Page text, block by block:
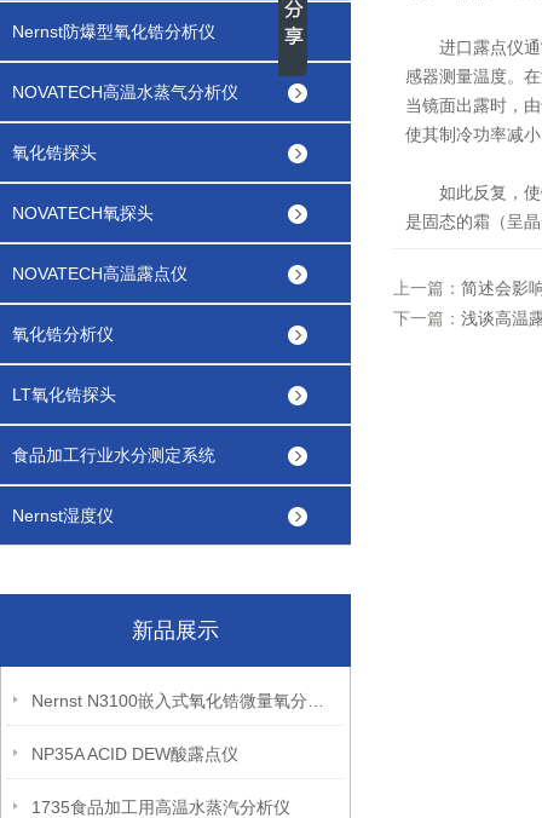
Nernst防爆型氧化锆分析仪
NOVATECH高温水蒸气分析仪
氧化锆探头
NOVATECH氧探头
NOVATECH高温露点仪
氧化锆分析仪
LT氧化锆探头
食品加工行业水分测定系统
Nernst湿度仪
新品展示
NP35A ACID DEW酸露点仪
1735食品加工用高温水蒸汽分析仪
进口露点仪通
感器测量温度。
当镜面出露时，
使其制冷功率减
如此反复，使
是固态的霜（呈
上一篇： 简述会影
下一篇： 浅谈高温